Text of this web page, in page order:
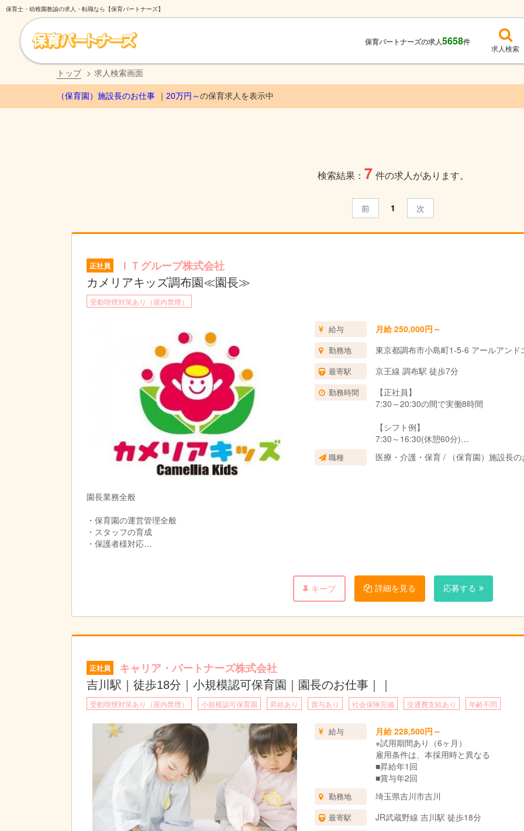
保育士・幼稚園教諭の求人・転職なら【保育パートナーズ】
保育パートナーズの求人5658件
求人検索
トップ 求人検索画面
（保育園）施設長のお仕事 20万円～の保育求人を表示中
検索結果： 7 件の求人があります。
前 1 次
正社員 ＩＴグループ株式会社
カメリアキッズ調布園≪園長≫
受動喫煙対策あり（屋内禁煙）
給与 月給 250,000円～
勤務地 東京都調布市小島町1-5-6 アールアンド
最寄駅 京王線 調布駅 徒歩7分
勤務時間
【正社員】
7:30～20:30の間で実働8時間
【シフト例】
7:30～16:30(休憩60分)
9:30～18:30(休憩60分)
※7:30～11:00や、15:00～18:30など早
職種 医療・介護・保育 / （保育園）施設長
園長業務全般
・保育園の運営管理全般
・スタッフの育成
・保護者様対応
キープ 詳細を見る 応募する
正社員 キャリア・パートナーズ株式会社
吉川駅｜徒歩18分｜小規模認可保育園｜園長のお仕事｜｜
受動喫煙対策あり（屋内禁煙） 小規模認可保育園 昇給あり 賞与あり 社会保険完備 交通費支給あり 年齢不問
給与
月給 228,500円～
※試用期間あり（6ヶ月）
雇用条件は、本採用時と異なる
■昇給年1回
■賞与年2回
勤務地 埼玉県吉川市吉川
最寄駅 JR武蔵野線 吉川駅 徒歩18分